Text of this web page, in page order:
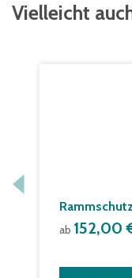
Vielleicht
ab 152,00